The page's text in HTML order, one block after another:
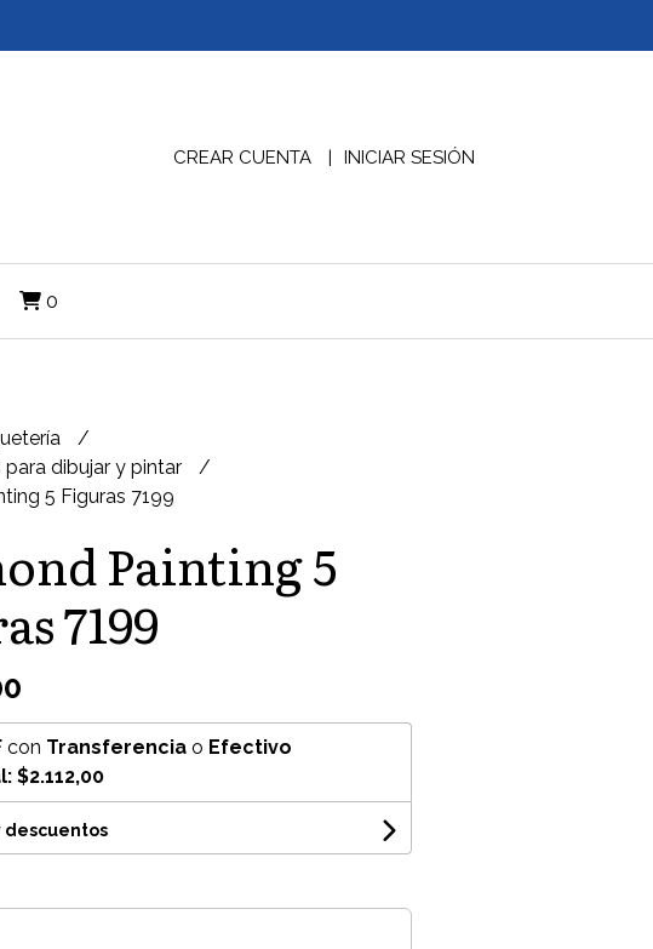
CREAR CUENTA INICIAR SESIÓN
0
dibujar y pintar
5 Figuras 7199
Painting 5
7199
con Transferencia o Efectivo
$2.112,00
descuentos